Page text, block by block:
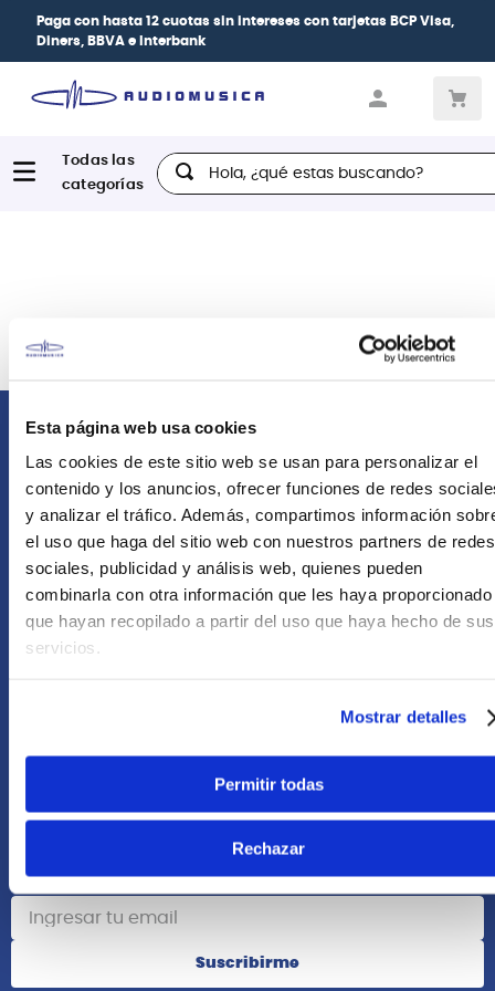
Esta página web usa cookies
Las cookies de este sitio web se usan para personalizar el
contenido y los anuncios, ofrecer funciones de redes
y analizar el tráfico. Además, compartimos información
el uso que haga del sitio web con nuestros partners de redes
sociales, publicidad y análisis web, quienes pueden
combinarla con otra información que les haya proporcionado
que hayan recopilado a partir del uso que haya hecho de sus
servicios.
Mostrar detalles
Permitir todas
Rechazar
Paga con hasta 12 cuotas sin intereses con tarjetas BCP Visa,
Diners, BBVA e Interbank
Hola, ¿qué estas buscando?
Atención Postventa
+51 958418476
+51 977624112
Acerca de Nosotros
Suscribete
Suscribirme